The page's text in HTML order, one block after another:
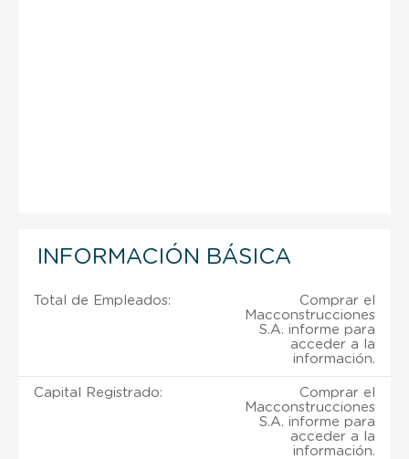
INFORMACIÓN BÁSICA
Total de Empleados:
Comprar el
Macconstrucciones
S.A. informe para
acceder a la
información.
Capital Registrado:
Comprar el
Macconstrucciones
S.A. informe para
acceder a la
información.